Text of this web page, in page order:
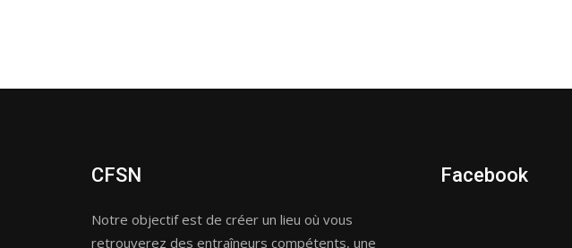
CFSN
Notre objectif est de créer un lieu où vous
retrouverez des entraîneurs compétents, une
Facebook